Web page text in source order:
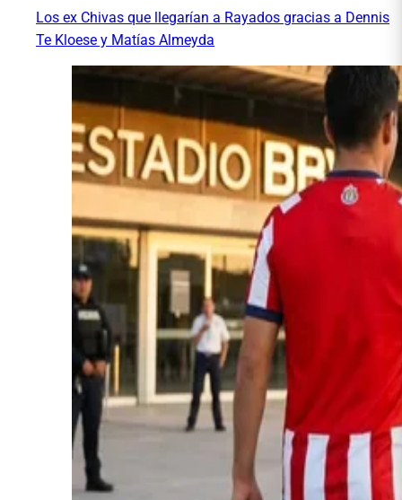
Los ex Chivas que llegarían a Rayados gracias a Dennis
Te Kloese y Matías Almeyda